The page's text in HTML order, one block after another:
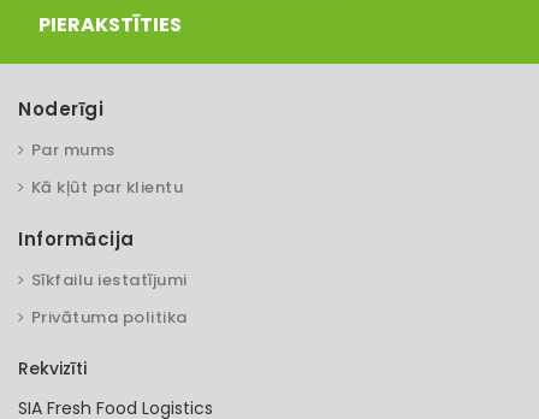
PIERAKSTĪTIES
Noderīgi
Par mums
Kā kļūt par klientu
Informācija
Sīkfailu iestatījumi
Privātuma politika
Rekvizīti
SIA Fresh Food Logistics